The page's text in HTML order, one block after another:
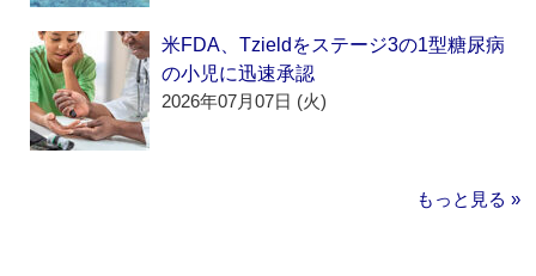
米FDA、Tzieldをステージ3の1型糖尿病
の小児に迅速承認
2026年07月07日 (火)
もっと見る »